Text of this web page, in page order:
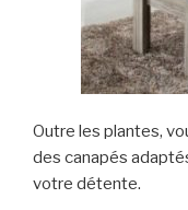
Outre les plantes,
des canapés
votre détente.